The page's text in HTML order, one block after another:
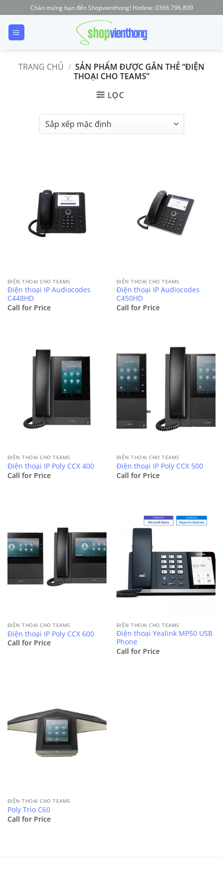
to
content
Chào mừng bạn đến Shopvienthong! Hotline: 0366.796.809
TRANG CHỦ / SẢN PHẨM ĐƯỢC GẮN THẺ “ĐIỆN
THOẠI CHO TEAMS”
LỌC
ĐIỆN THOẠI CHO TEAMS
Điện thoại IP Audiocodes
C448HD
Call for Price
ĐIỆN THOẠI CHO TEAMS
Điện thoại IP Audiocodes
C450HD
Call for Price
ĐIỆN THOẠI CHO TEAMS
Điện thoại IP Poly CCX 400
Call for Price
ĐIỆN THOẠI CHO TEAMS
Điện thoại IP Poly CCX 500
Call for Price
ĐIỆN THOẠI CHO TEAMS
Điện thoại IP Poly CCX 600
Call for Price
ĐIỆN THOẠI CHO TEAMS
Điện thoại Yealink MP50 USB
Phone
Call for Price
ĐIỆN THOẠI CHO TEAMS
Poly Trio C60
Call for Price